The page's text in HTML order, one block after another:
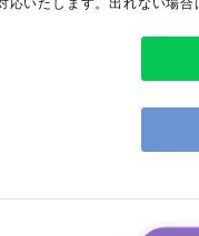
応いたします。出れない場合